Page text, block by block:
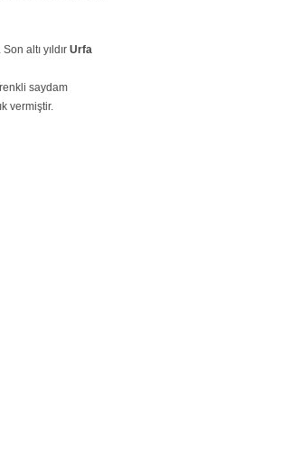
altı yıldır Urfa
saydam
vermiştir.